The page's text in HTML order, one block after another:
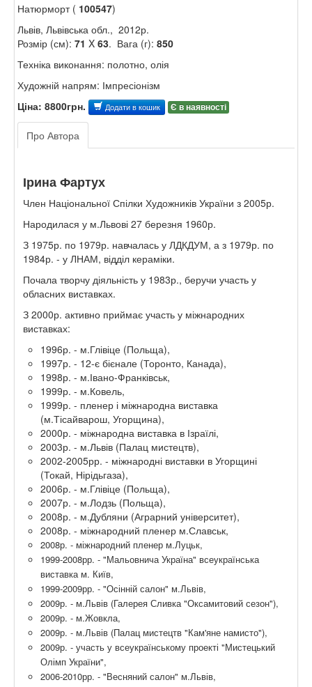
Натюрморт ( 100547)
Львів, Львівська обл., 2012р.
Розмір (см): 71 X 63. Вага (г): 850
Техніка виконання: полотно, олія
Художній напрям: Імпресіонізм
Ціна: 8800грн.
Додати в кошик Є в наявності
Про Автора
Ірина Фартух
Член Національної Спілки Художників України з 2005р.
Народилася у м.Львові 27 березня 1960р.
З 1975р. по 1979р. навчалась у ЛДКДУМ, а з 1979р. по
1984р. - у ЛНАМ, відділ кераміки.
Почала творчу діяльність у 1983р., беручи участь у
обласних виставках.
З 2000р. активно приймає участь у міжнародних
виставках:
1996р. - м.Глівіце (Польща),
1997р. - 12-є бієнале (Торонто, Канада),
1998р. - м.Івано-Франківськ,
1999р. - м.Ковель,
1999р. - пленер і міжнародна виставка
(м.Тісайварош, Угорщина),
2000р. - міжнародна виставка в Ізраїлі,
2003р. - м.Львів (Палац мистецтв),
2002-2005рр. - міжнародні виставки в Угорщині
(Токай, Нірідьгаза),
2006р. - м.Глівіце (Польща),
2007р. - м.Лодзь (Польща),
2008р. - м.Дубляни (Аграрний університет),
2008р. - міжнародний пленер м.Славськ,
2008р. - міжнародний пленер м.Луцьк,
1999-2008рр. - "Мальовнича Україна" всеукраїнська
виставка м. Київ,
1999-2009рр. - "Осінній салон" м.Львів,
2009р. - м.Львів (Галерея Сливка "Оксамитовий сезон"),
2009р. - м.Жовкла,
2009р. - м.Львів (Палац мистецтв "Кам'яне намисто"),
2009р. - участь у всеукраїнському проекті "Мистецький
Олімп України",
2006-2010рр. - "Весняний салон" м.Львів,